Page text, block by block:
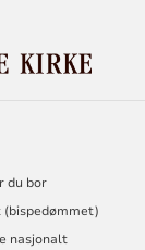
du bor
nasjonalt